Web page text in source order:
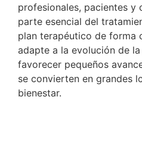
profesionales, pacientes y
parte esencial del
plan terapéutico de forma
adapte a la evolución de
favorecer pequeños
se convierten en grandes
bienestar.